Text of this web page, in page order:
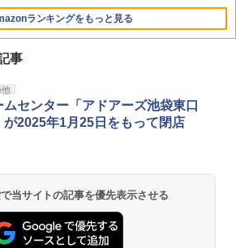
ランキングをもっと見る
事
他
ムセンター「アドアーズ池袋東口
が2025年1月25日をもって閉店
当サイトの記事を優先表示させる